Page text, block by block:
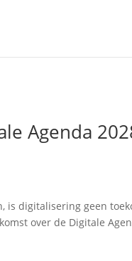
Agenda
is digitalisering geen
over de Digitale